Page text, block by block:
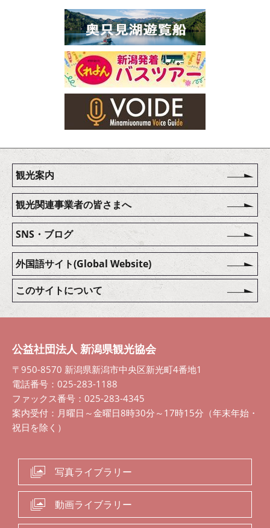
観光案内
観光関連事業者の皆さまへ
SNS・ブログ
外国語サイト(Global Website)
このサイトについて
公益社団法人 新潟県観光協会
〒950-8570 新潟県新潟市中央区新光町4番地1
電話番号：025-283-1188
ファックス番号：025-283-4345
案内受付：月曜日～金曜日8時30分～17時15分（年末年始・
祝日を除く）
写真ライブラリー
動画ライブラリー